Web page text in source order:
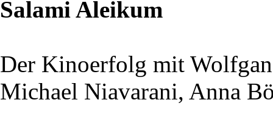
Salami Aleikum
Der Kinoerfolg mit
Michael Niavarani, Anna